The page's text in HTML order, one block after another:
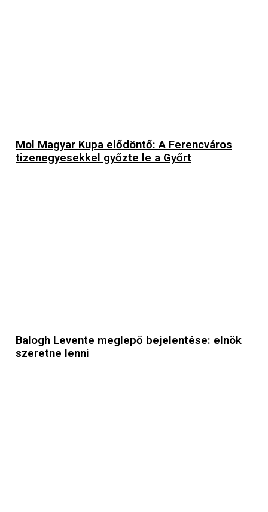
Mol Magyar Kupa elődöntő: A Ferencváros
tizenegyesekkel győzte le a Győrt
Balogh Levente meglepő bejelentése: elnök
szeretne lenni